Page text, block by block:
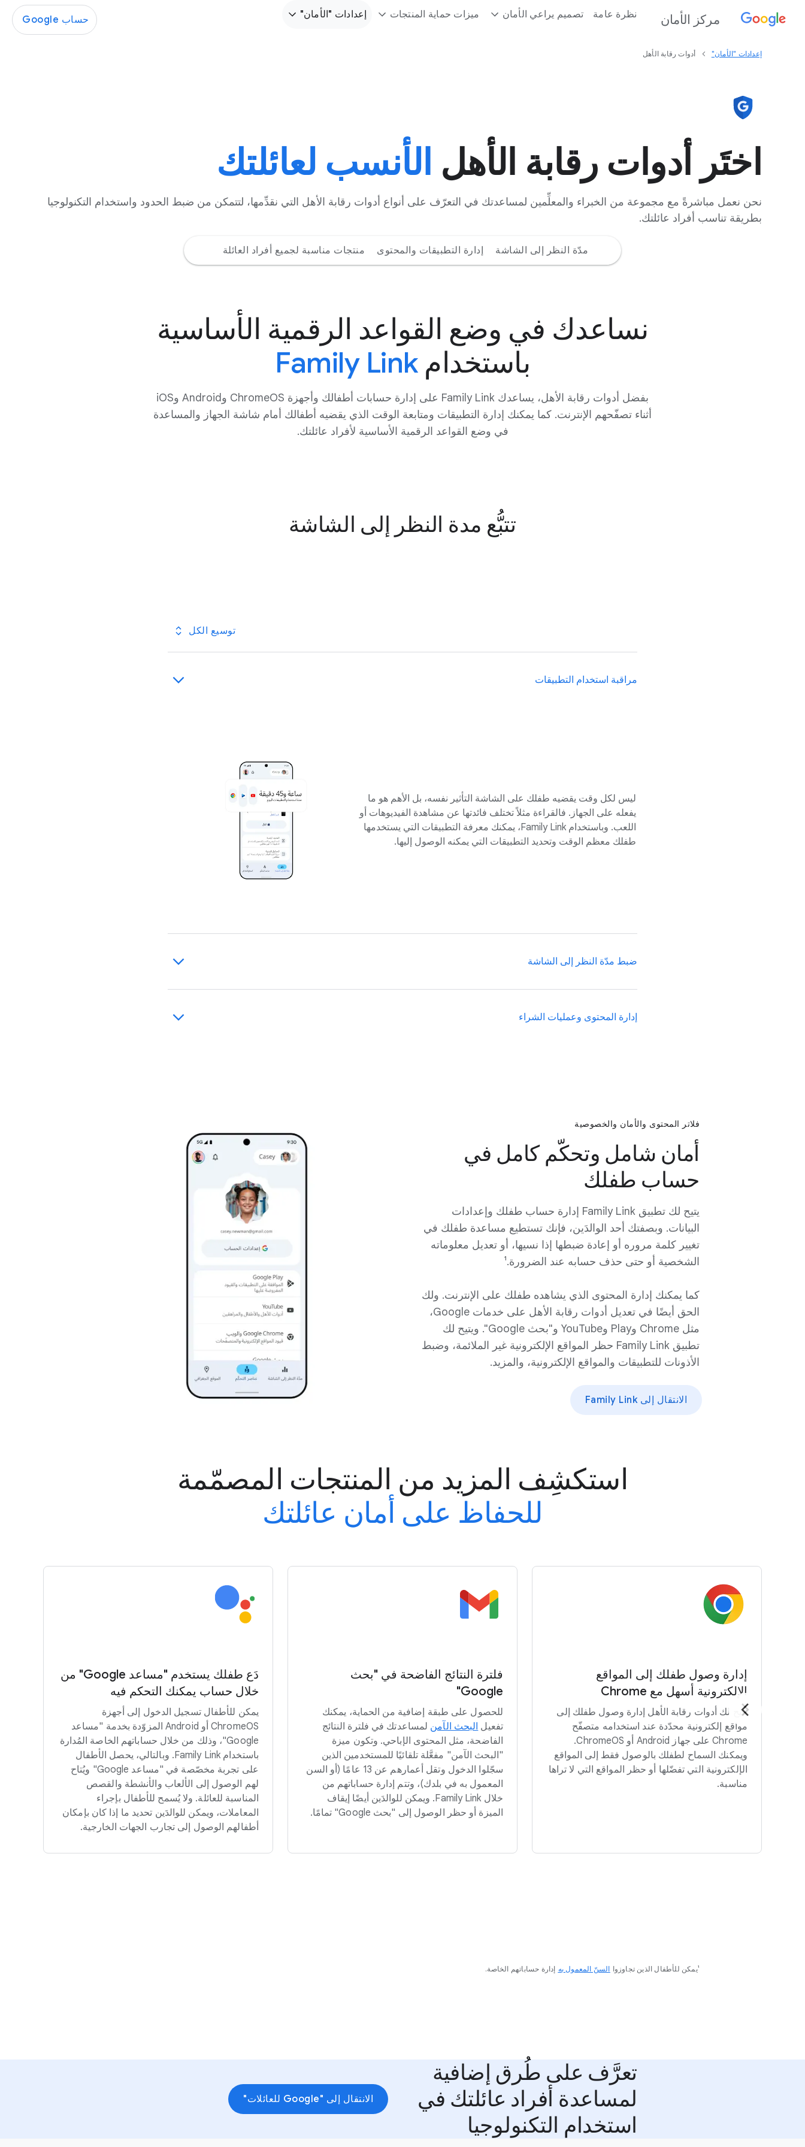
مركز الأمان نظرة عامة تصميم يراعي الأمان ميزات حماية المنتجات إعدادات "الأمان" حساب Google
إعدادات "الأمان" أدوات رقابة الأهل
اختَر أدوات رقابة الأهل الأنسب لعائلتك
نحن نعمل مباشرةً مع مجموعة من الخبراء والمعلِّمين لمساعدتك في التعرّف على أنواع أدوات رقابة الأهل التي نقدِّمها، لتتمكن من ضبط الحدود واستخدام التكنولوجيا
بطريقة تناسب أفراد عائلتك.
مدّة النظر إلى الشاشة إدارة التطبيقات والمحتوى منتجات مناسبة لجميع أفراد العائلة
نساعدك في وضع القواعد الرقمية الأساسية
باستخدامFamily Link
بفضل أدوات رقابة الأهل، يساعدك Family Link على إدارة حسابات أطفالك وأجهزة ChromeOS وAndroid وiOS
أثناء تصفّحهم الإنترنت. كما يمكنك إدارة التطبيقات ومتابعة الوقت الذي يقضيه أطفالك أمام شاشة الجهاز والمساعدة
في وضع القواعد الرقمية الأساسية لأفراد عائلتك.
تتبُّع مدة النظر إلى الشاشة
توسيع الكل
مراقبة استخدام التطبيقات
ليس لكل وقت يقضيه طفلك على الشاشة التأثير نفسه، بل الأهم هو ما
يفعله على الجهاز. فالقراءة مثلاً تختلف فائدتها عن مشاهدة الفيديوهات أو
اللعب. وباستخدام Family Link، يمكنك معرفة التطبيقات التي يستخدمها
طفلك معظم الوقت وتحديد التطبيقات التي يمكنه الوصول إليها.
ضبط مدّة النظر إلى الشاشة
على جهاز Android أو ChromeOS، واختيار مواعيد تتناسب مع وقت الدراسة أو الاستراحة، وقفل الجهاز عن بُعد.
إدارة المحتوى وعمليات الشراء
فلاتر المحتوى والأمان والخصوصية
أمان شامل وتحكّم كامل في
حساب طفلك
يتيح لك تطبيق Family Link إدارة حساب طفلك وإعدادات
البيانات. وبصفتك أحد الوالدَين، فإنك تستطيع مساعدة طفلك في
تغيير كلمة مروره أو إعادة ضبطها إذا نسيها، أو تعديل معلوماته
الشخصية أو حتى حذف حسابه عند الضرورة.¹
كما يمكنك إدارة المحتوى الذي يشاهده طفلك على الإنترنت. ولك
الحق أيضًا في تعديل أدوات رقابة الأهل على خدمات Google،
مثل Chrome وPlay وYouTube و"بحث Google". ويتيح لك
تطبيق Family Link حظر المواقع الإلكترونية غير الملائمة، وضبط
الأذونات للتطبيقات والمواقع الإلكترونية، والمزيد.
الانتقال إلى Family Link
استكشِف المزيد من المنتجات المصمّمة
للحفاظ على أمان عائلتك
إدارة وصول طفلك إلى المواقع
الإلكترونية أسهل مع Chrome
تتيح لك أدوات رقابة الأهل إدارة وصول طفلك إلى
مواقع إلكترونية محدّدة عند استخدامه متصفّح
Chrome على جهاز Android أو ChromeOS.
ويمكنك السماح لطفلك بالوصول فقط إلى المواقع
الإلكترونية التي تفضّلها أو حظر المواقع التي لا تراها
مناسبة.
فلترة النتائج الفاضحة في "بحث
Google"
للحصول على طبقة إضافية من الحماية، يمكنك
تفعيل البحث الآمن لمساعدتك في فلترة النتائج
الفاضحة، مثل المحتوى الإباحي. وتكون ميزة
"البحث الآمن" مفعَّلة تلقائيًا للمستخدمين الذين
سجّلوا الدخول وتقل أعمارهم عن 13 عامًا (أو السن
المعمول به في بلدك)، وتتم إدارة حساباتهم من
خلال Family Link. ويمكن للوالدَين أيضًا إيقاف
الميزة أو حظر الوصول إلى "بحث Google" تمامًا.
دَع طفلك يستخدم "مساعد Google" من
خلال حساب يمكنك التحكم فيه
يمكن للأطفال تسجيل الدخول إلى أجهزة
ChromeOS أو Android المزوّدة بخدمة "مساعد
Google"، وذلك من خلال حساباتهم الخاصة المُدارة
باستخدام Family Link. وبالتالي، يحصل الأطفال
على تجربة مخصّصة في "مساعد Google" ويُتاح
لهم الوصول إلى الألعاب والأنشطة والقصص
المناسبة للعائلة. ولا يُسمح للأطفال بإجراء
المعاملات، ويمكن للوالدَين تحديد ما إذا كان بإمكان
أطفالهم الوصول إلى تجارب الجهات الخارجية.
‫¹يمكن للأطفال الذين تجاوزوا السنّ المعمول به إدارة حساباتهم الخاصة.
تعرَّف على طُرق إضافية
لمساعدة أفراد عائلتك في
استخدام التكنولوجيا
الانتقال إلى "Google للعائلات"